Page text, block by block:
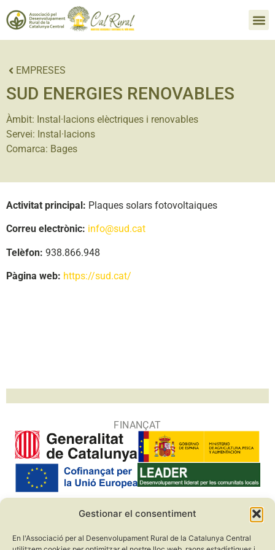
Gestionar el consentiment
En l'Associació per al Desenvolupament Rural de la Catalunya Central
EMPRESES
SUD ENERGIES RENOVABLES
Àmbit: Instal·lacions elèctriques i renovables
Servei: Instal·lacions
Comarca: Bages
Activitat principal: Plaques solars fotovoltaiques
Correu electrònic: info@sud.cat
Telèfon: 938.866.948
Pàgina web: https://sud.cat/
FINANÇAT
COL·LABORADORS